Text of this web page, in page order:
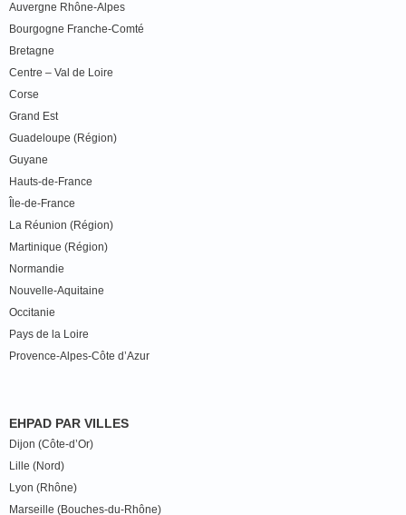
Auvergne Rhône-Alpes
Bourgogne Franche-Comté
Bretagne
Centre – Val de Loire
Corse
Grand Est
Guadeloupe (Région)
Guyane
Hauts-de-France
Île-de-France
La Réunion (Région)
Martinique (Région)
Normandie
Nouvelle-Aquitaine
Occitanie
Pays de la Loire
Provence-Alpes-Côte d’Azur
EHPAD PAR VILLES
Dijon (Côte-d’Or)
Lille (Nord)
Lyon (Rhône)
Marseille (Bouches-du-Rhône)